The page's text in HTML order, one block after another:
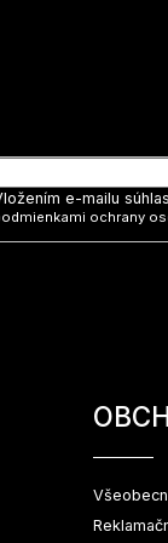
e-mailu
ochrany